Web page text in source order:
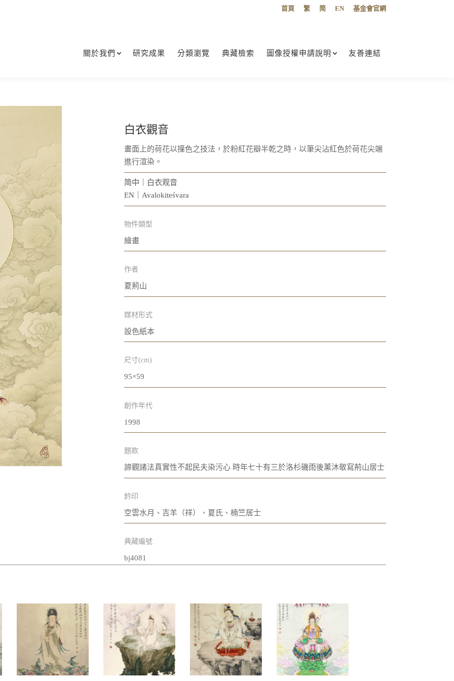
首頁 繁 简 EN 基金會官網
關於我們 研究成果 分類瀏覽 典藏檢索 圖像授權申請說明 友善連結
白衣觀音
畫面上的荷花以撞色之技法，於粉紅花瓣半乾之時，以筆尖沾紅色於荷花尖端
進行渲染。
简中｜白衣观音
EN｜Avalokiteśvara
物件類型
繪畫
作者
夏荊山
媒材形式
設色紙本
尺寸(cm)
95×59
創作年代
1998
題款
諦觀諸法真實性不起民夫染污心 時年七十有三於洛杉磯雨後薰沐敬寫荊山居士
鈐印
空雲水月、吉羊（祥）、夏氏、楠竺居士
典藏編號
bj4081